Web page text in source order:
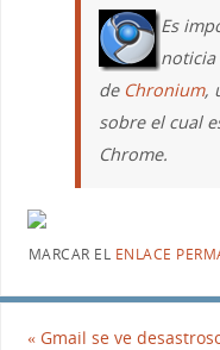
Es
noticia
de Chronium,
sobre el cual
Chrome.
MARCAR EL ENLACE
«Gmail se ve